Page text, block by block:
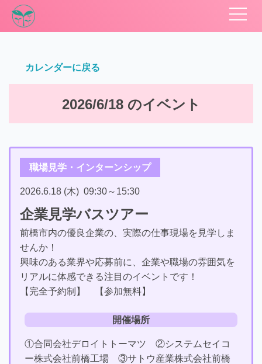
カレンダーに戻る
2026/6/18 のイベント
職場見学・インターンシップ
2026.6.18 (木) 09:30～ 15:30
企業見学バスツアー
前橋市内の優良企業の、実際の仕事現場を見学しま
せんか！
興味のある業界や応募前に、企業や職場の雰囲気を
リアルに体感できる注目のイベントです！
【完全予約制】 【参加無料】
開催場所
①合同会社デロイトトーマツ ②システムセイコ
ー株式会社前橋工場 ③サトウ産業株式会社前橋